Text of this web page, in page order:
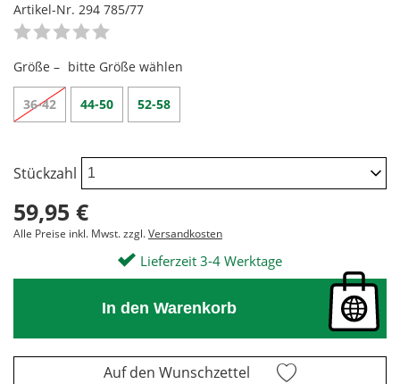
Artikel-Nr. 294 785/77
Größe – bitte Größe wählen
36-42 44-50 52-58
Stückzahl
59,95 €
Alle Preise inkl. Mwst. zzgl.Versandkosten
Lieferzeit 3-4 Werktage
In den Warenkorb
Auf den Wunschzettel